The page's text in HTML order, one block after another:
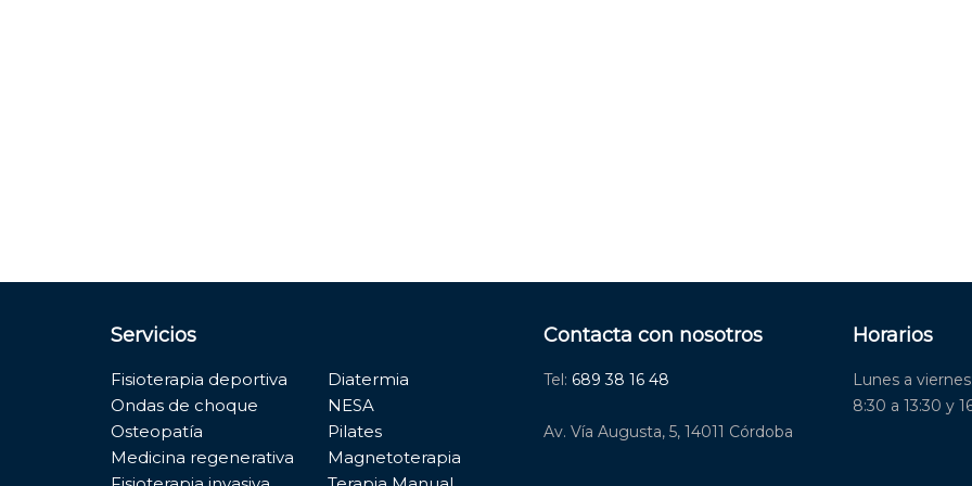
Servicios
Fisioterapia deportiva
Ondas de choque
Osteopatía
Medicina regenerativa
Diatermia
NESA
Pilates
Magnetoterapia
Contacta con nosotros
Tel: 689 38 16 48
Av. Vía Augusta, 5, 14011 Córdoba
Horarios
Lunes a viernes:
8:30 a 13:30 y